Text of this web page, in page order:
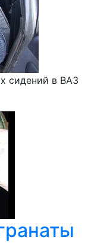
сидений в ВАЗ